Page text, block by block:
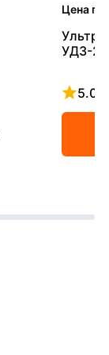
Цена по
УД3-
5.0